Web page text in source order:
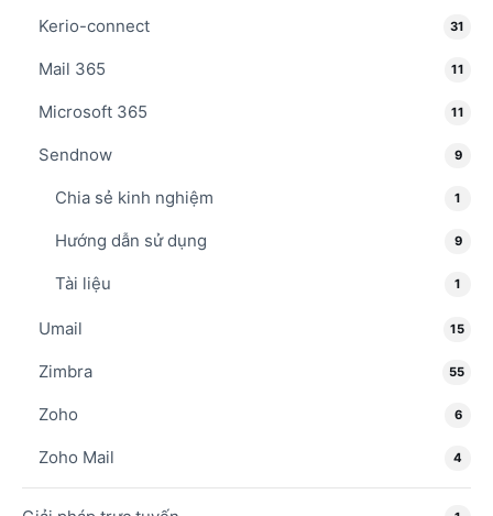
Kerio-connect 31
Mail 365 11
Microsoft 365 11
Sendnow 9
Chia sẻ kinh nghiệm 1
Hướng dẫn sử dụng 9
Tài liệu 1
Umail 15
Zimbra 55
Zoho 6
Zoho Mail 4